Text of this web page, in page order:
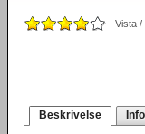
Vista /
Beskrivelse Info